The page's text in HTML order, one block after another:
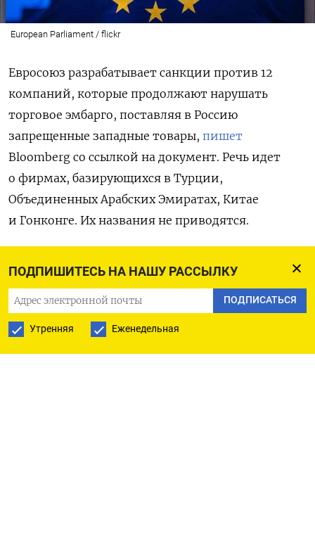
ПОДПИШИТЕСЬ НА НАШУ РАССЫЛКУ
ПОДПИСАТЬСЯ
Утренняя Еженедельная
European Parliament / flickr
Евросоюз разрабатывает санкции против 12
компаний, которые продолжают нарушать
торговое эмбарго, поставляя в Россию
запрещенные западные товары, пишет
Bloomberg со ссылкой на документ. Речь идет
о фирмах, базирующихся в Турции,
Объединенных Арабских Эмиратах, Китае
и Гонконге. Их названия не приводятся.
оборудование «на миллионы евро». Импорт
включал в себя технологии, связанные
с навигационными системами для ракет,